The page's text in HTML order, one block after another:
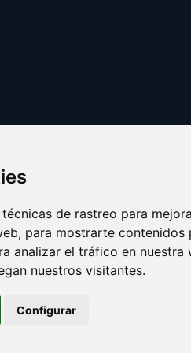
de rastreo para
para mostrarte contenidos
analizar el tráfico en nuestra
nuestros visitantes.
Configurar